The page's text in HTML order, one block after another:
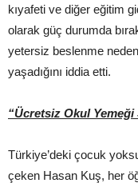
kıyafeti ve diğer eğitim
olarak güç durumda
yetersiz beslenme
yaşadığını iddia etti.
“Ücretsiz Okul Yemeği
Türkiye’deki çocuk
çeken Hasan Kuş, her